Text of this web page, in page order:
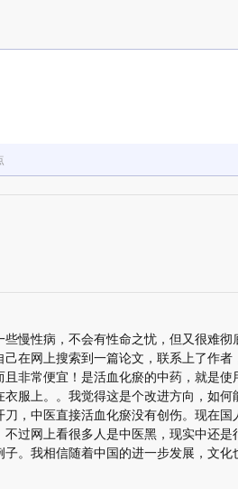
慢性病，不会有性命之忧，但又很难彻
在网上搜索到一篇论文，联系上了作者
非常便宜！是活血化瘀的中药，就是使
服上。。我觉得这是个改进方向，如何
，中医直接活血化瘀没有创伤。现在国
过网上看很多人是中医黑，现实中还是
。我相信随着中国的进一步发展，文化